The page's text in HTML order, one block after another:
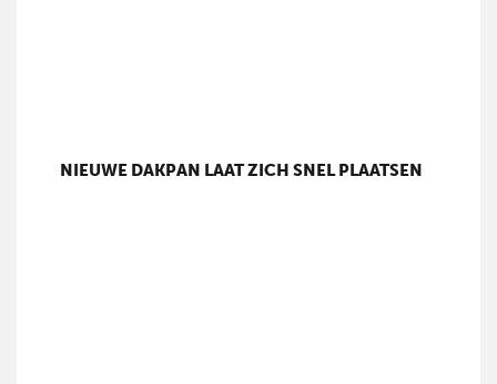
NIEUWE DAKPAN LAAT ZICH SNEL PLAATSEN